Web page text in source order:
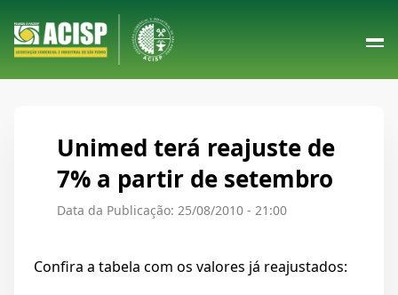
Unimed terá reajuste de
7% a partir de setembro
Data da Publicação: 25/08/2010 - 21:00
Confira a tabela com os valores já reajustados: